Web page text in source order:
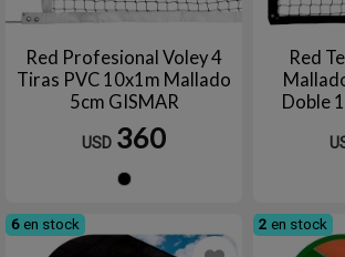
Red Profesional Voley 4
Tiras PVC 10x1m Mallado
5cm GISMAR
USD 360
Red
Doble
6 en stock 2 en stock